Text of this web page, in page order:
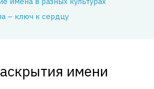
– ключ к сердцу
имени